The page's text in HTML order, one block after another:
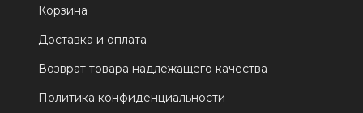
Корзина
Доставка и оплата
Возврат товара надлежащего качества
Политика конфиденциальности